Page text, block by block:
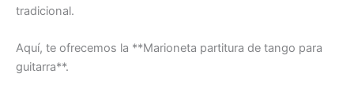
tradicional.
Aquí, te ofrecemos la **Marioneta partitura de tango para
guitarra**.